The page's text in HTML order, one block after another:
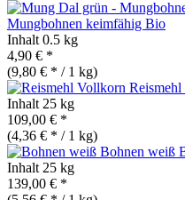
Mungbohnen keimfähig Bio
Inhalt 0.5 kg
4,90 € *
(9,80 € * / 1 kg)
Inhalt 25 kg
109,00 € *
(4,36 € * / 1 kg)
Bohnen weiß
Inhalt 25 kg
139,00 € *